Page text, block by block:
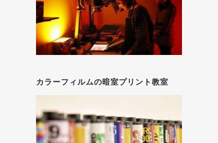
カラーフィルムの暗室プリント教室